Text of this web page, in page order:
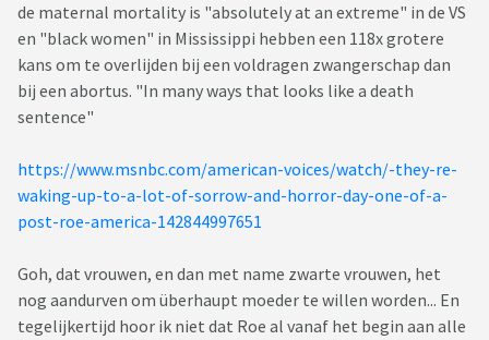
de maternal mortality is "absolutely at an extreme" in de VS
en "black women" in Mississippi hebben een 118x grotere
kans om te overlijden bij een voldragen zwangerschap dan
bij een abortus. "In many ways that looks like a death
sentence"
https://www.msnbc.com/american-voices/watch/-they-re-
waking-up-to-a-lot-of-sorrow-and-horror-day-one-of-a-
post-roe-america-142844997651
Goh, dat vrouwen, en dan met name zwarte vrouwen, het
nog aandurven om überhaupt moeder te willen worden... En
tegelijkertijd hoor ik niet dat Roe al vanaf het begin aan alle